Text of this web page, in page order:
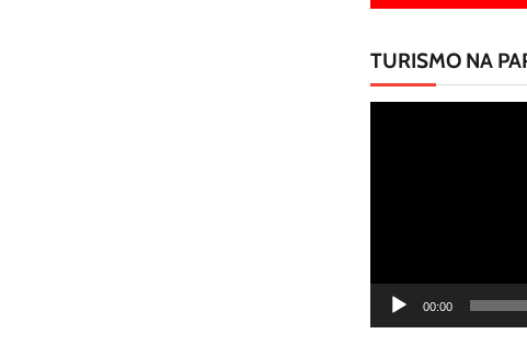
TURISMO NA
00:00